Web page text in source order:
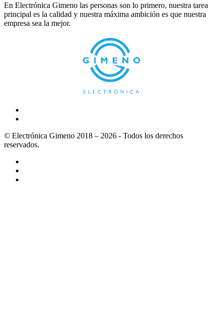
En Electrónica Gimeno las personas son lo primero, nuestra tarea
principal es la calidad y nuestra máxima ambición es que nuestra
empresa sea la mejor.
© Electrónica Gimeno 2018 – 2026 - Todos los derechos
reservados.